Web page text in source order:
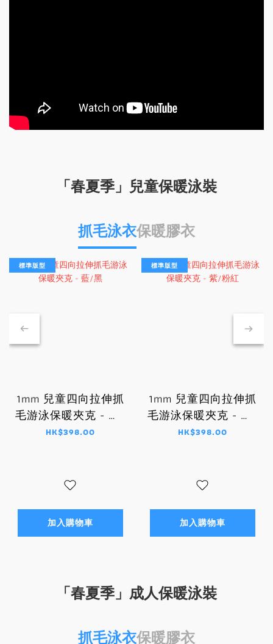
「春夏季」兒童保暖泳裝
抓毛泳衣保暖膠衣
標準版型
1mm 兒童四向拉伸抓
毛游泳保暖夾克 - 藍/
黑
HK$398.00
加入購物車
標準版型
1mm 兒童四向拉伸抓
毛游泳保暖夾克 - 紫/
粉紅
HK$398.00
加入購物車
「春夏季」成人保暖泳裝
抓毛泳衣保暖膠衣